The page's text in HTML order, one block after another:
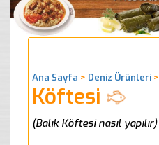
Ana Sayfa > Deniz Ürünleri >
Köftesi
(Balık Köftesi nasıl yapılır)